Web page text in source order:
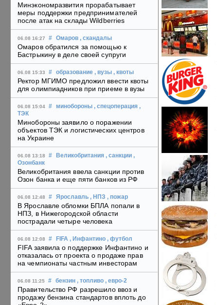
Минэкономразвития прорабатывает
меры поддержки предпринимателей
после атак на склады Wildberries
06.08 16:27 # Омаров , скандалы
Омаров обратился за помощью к
Бастрыкину в деле своей супруги
06.08 15:33 # образование , вузы , квоты
Ректор МГИМО предложил ввести квоты
для олимпиадников при приеме в вузы
06.08 15:04 # минобороны , спецоперация ,
ТЭК
Минобороны заявило о поражении
объектов ТЭК и логистических центров
на Украине
06.08 13:18 # Великобритания , санкции ,
Озонбанк
Великобритания ввела санкции против
Озон банка и еще пяти банков из РФ
06.08 12:48 # Ярославль , НПЗ , пожар
В Ярославле обломки БПЛА попали в
НПЗ, в Нижегородской области
пострадали четыре человека
06.08 12:08 # FIFA , Инфантино , футбол
FIFA заявила о поддержке Инфантино и
отказалась от проекта о продаже прав
на чемпионаты частным инвесторам
06.08 11:25 # бензин , топливо , евро-2
Правительство РФ разрешило ввоз и
продажу бензина стандартов вплоть до